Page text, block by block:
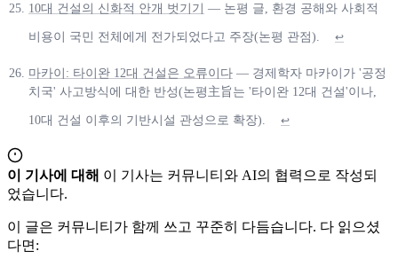
10대 건설의 신화적 안개 벗기기 — 논평 글, 환경 공해와 사회적
비용이 국민 전체에게 전가되었다고 주장(논평 관점). ↩
마카이: 타이완 12대 건설은 오류이다 — 경제학자 마카이가 '공정
치국' 사고방식에 대한 반성(논평主旨는 '타이완 12대 건설'이나,
10대 건설 이후의 기반시설 관성으로 확장). ↩
이 기사에 대해 이 기사는 커뮤니티와 AI의 협력으로 작성되
었습니다.
이 글은 커뮤니티가 함께 쓰고 꾸준히 다듬습니다. 다 읽으셨
다면: